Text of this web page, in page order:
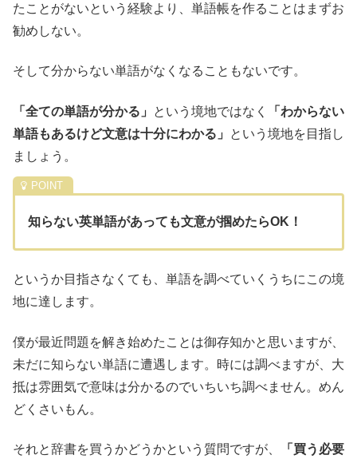
たことがないという経験より、単語帳を作ることはまずお
勧めしない。
そして分からない単語がなくなることもないです。
「全ての単語が分かる」 という境地ではなく
「わからない
単語もあるけど文意は十分にわかる」
という境地を目指し
ましょう。
知らない英単語があっても文意が掴めたらOK！
というか目指さなくても、単語を調べていくうちにこの境
地に達します。
僕が最近問題を解き始めたことは御存知かと思いますが、
未だに知らない単語に遭遇します。時には調べますが、大
抵は雰囲気で意味は分かるのでいちいち調べません。めん
どくさいもん。
それと辞書を買うかどうかという質問ですが、
「買う必要